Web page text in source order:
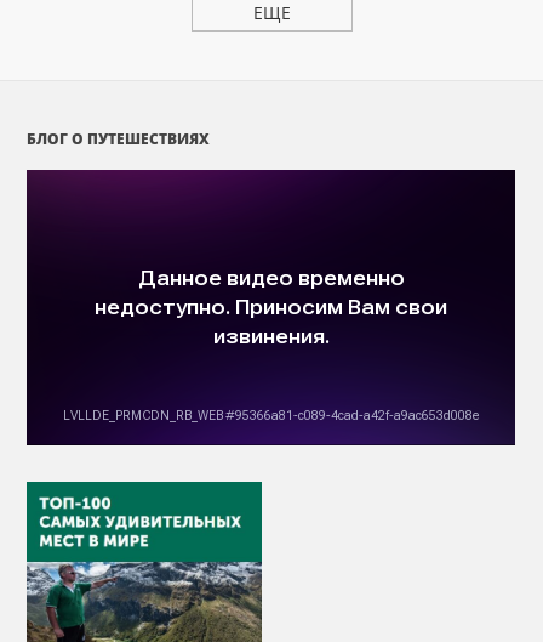
ЕЩЕ
БЛОГ О ПУТЕШЕСТВИЯХ